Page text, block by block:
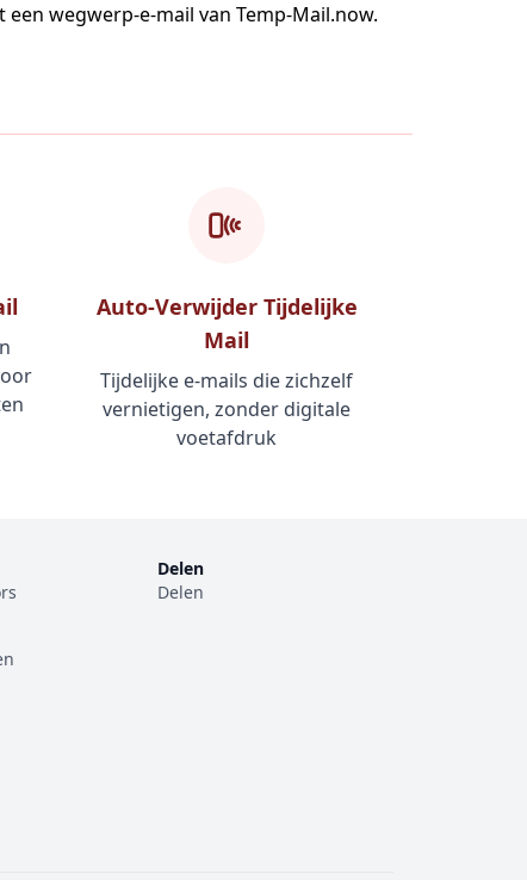
wegwerp-e-mail van Temp-Mail.now.
Auto-Verwijder Tijdelijke
Mail
Tijdelijke e-mails die zichzelf
vernietigen, zonder digitale
voetafdruk
Delen
Delen